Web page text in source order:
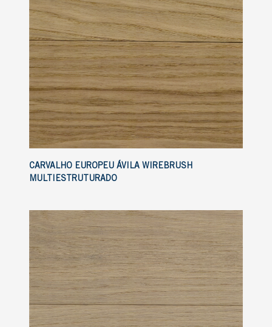
CARVALHO EUROPEU ÁVILA WIREBRUSH
MULTIESTRUTURADO